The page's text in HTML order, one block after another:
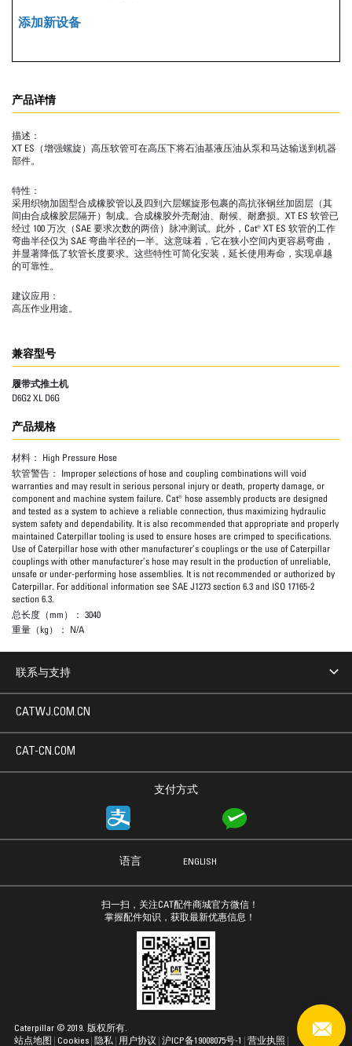
添加新设备
产品详情
描述：
XT ES（增强螺旋）高压软管可在高压下将石油基液压油从泵和马达输送到机器
部件。
特性：
采用织物加固型合成橡胶管以及四到六层螺旋形包裹的高抗张钢丝加固层（其
间由合成橡胶层隔开）制成。合成橡胶外壳耐油、耐候、耐磨损。XT ES 软管已
经过 100 万次（SAE 要求次数的两倍）脉冲测试。此外，Cat® XT ES 软管的工作
弯曲半径仅为 SAE 弯曲半径的一半。这意味着，它在狭小空间内更容易弯曲，
并显著降低了软管长度要求。这些特性可简化安装，延长使用寿命，实现卓越
的可靠性。
建议应用：
高压作业用途。
兼容型号
履带式推土机
D6G2 XL D6G
产品规格
材料： High Pressure Hose
软管警告： Improper selections of hose and coupling combinations will void
warranties and may result in serious personal injury or death, property damage, or
component and machine system failure. Cat® hose assembly products are designed
and tested as a system to achieve a reliable connection, thus maximizing hydraulic
system safety and dependability. It is also recommended that appropriate and properly
maintained Caterpillar tooling is used to ensure hoses are crimped to specifications.
Use of Caterpillar hose with other manufacturer’s couplings or the use of Caterpillar
couplings with other manufacturer’s hose may result in the production of unreliable,
unsafe or under-performing hose assemblies. It is not recommended or authorized by
Caterpillar. For additional information see SAE J1273 section 6.3 and ISO 17165-2
section 6.3.
总长度（mm）： 3040
重量（kg）： N/A
联系与支持
支付方式
CATWJ.COM.CN
CAT-CN.COM
语言 ENGLISH
扫一扫，关注CAT配件商城官方微信！
掌握配件知识，获取最新优惠信息！
站点地图 Cookies 隐私 用户协议
Caterpillar © 2019. 版权所有.
沪ICP备19008075号-1
营业执照